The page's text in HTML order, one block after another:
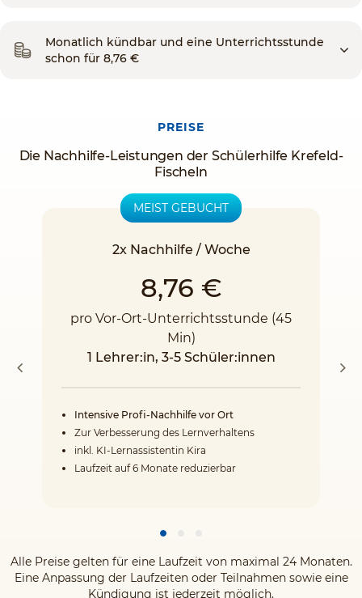
Monatlich kündbar und eine Unterrichtsstunde
schon für 8,76 €
PREISE
Die Nachhilfe-Leistungen der Schülerhilfe Krefeld-
Fischeln
MEIST GEBUCHT
2x Nachhilfe / Woche
8,76 €
pro Vor-Ort-Unterrichtsstunde (45
Min)
1 Lehrer:in, 3-5 Schüler:innen
Intensive Profi-Nachhilfe vor Ort
Zur Verbesserung des Lernverhaltens
inkl. KI-Lernassistentin Kira
Laufzeit auf 6 Monate reduzierbar
Alle Preise gelten für eine Laufzeit von maximal 24 Monaten.
Eine Anpassung der Laufzeiten oder Teilnahmen sowie eine
Kündigung ist jederzeit möglich.